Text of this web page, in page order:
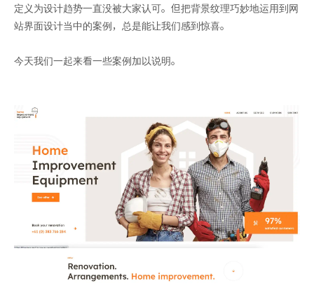
定义为设计趋势一直没被大家认可。但把背景纹理巧妙地运用到网
站界面设计当中的案例，总是能让我们感到惊喜。
今天我们一起来看一些案例加以说明。